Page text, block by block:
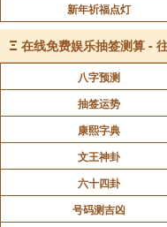
3、注意人际冲突：
与同事意见不合时要多
财运方面
1、谨慎投资：投资
风投机或借贷行为，
持理性，不可盲目贪
新年祈福点灯
Ξ 在线免费娱乐抽签测算 -
八字预测
抽签运势
康熙字典
文王神卦
六十四卦
号码测吉凶